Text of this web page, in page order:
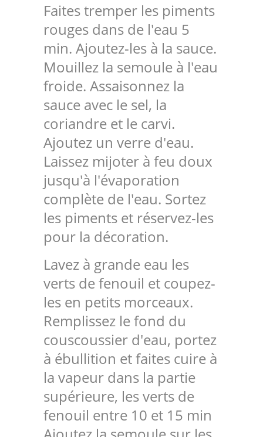
Faites tremper les piments
rouges dans de l'eau 5
min. Ajoutez-les à la sauce.
Mouillez la semoule à l'eau
froide. Assaisonnez la
sauce avec le sel, la
coriandre et le carvi.
Ajoutez un verre d'eau.
Laissez mijoter à feu doux
jusqu'à l'évaporation
complète de l'eau. Sortez
les piments et réservez-les
pour la décoration.
Lavez à grande eau les
verts de fenouil et coupez-
les en petits morceaux.
Remplissez le fond du
couscoussier d'eau, portez
à ébullition et faites cuire à
la vapeur dans la partie
supérieure, les verts de
fenouil entre 10 et 15 min